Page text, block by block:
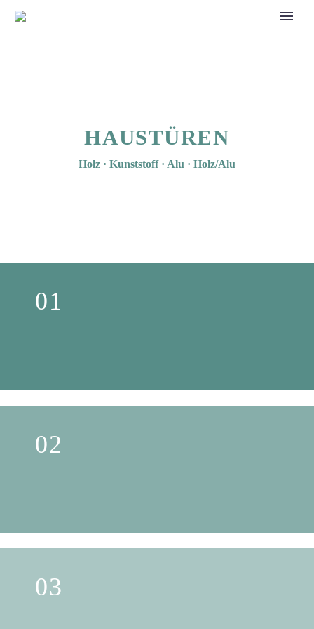
HAUSTÜREN
Holz · Kunststoff · Alu · Holz/Alu
01
02
03